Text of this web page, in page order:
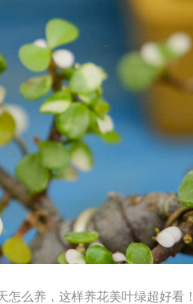
怎么养，这样养花美叶绿超好看！